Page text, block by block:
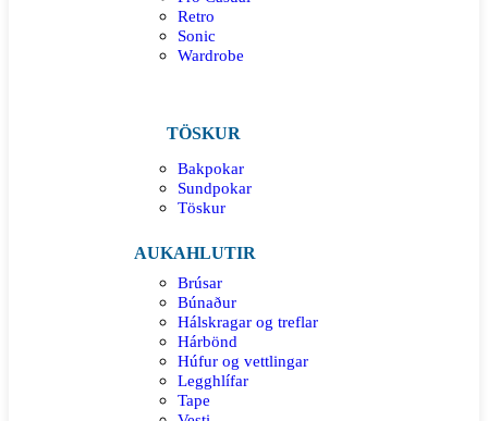
Retro
Sonic
Wardrobe
TÖSKUR
Bakpokar
Sundpokar
Töskur
AUKAHLUTIR
Brúsar
Búnaður
Hálskragar og treflar
Hárbönd
Húfur og vettlingar
Legghlífar
Tape